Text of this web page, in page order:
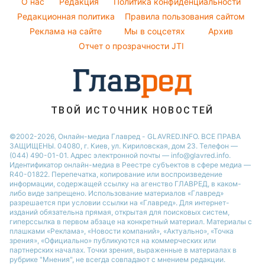
Новости Сум
Новости Черкассы
Пылевая буря
Модные ошибки
Новости моды
Советы от Андре Тана
Редакционная политика
Правила пользования сайтом
Реклама на сайте
Мы в соцсетях
Архив
Отчет о прозрачности JTI
ТВОЙ ИСТОЧНИК НОВОСТЕЙ
©2002-2026, Онлайн-медиа Главред - GLAVRED.INFO. ВСЕ ПРАВА
ЗАЩИЩЕНЫ. 04080, г. Киев, ул. Кириловская, дом 23. Телефон —
(044) 490-01-01. Адрес электронной почты — info@glavred.info.
Идентификатор онлайн-медиа в Реестре cубъектов в сфере медиа —
R40-01822. Перепечатка, копирование или воспроизведение
информации, содержащей ссылку на агенство ГЛАВРЕД, в каком-
либо виде запрещено. Использование материалов «Главред»
разрешается при условии ссылки на «Главред». Для интернет-
изданий обязательна прямая, открытая для поисковых систем,
гиперссылка в первом абзаце на конкретный материал. Материалы с
плашками «Реклама», «Новости компаний», «Актуально», «Точка
зрения», «Официально» публикуются на коммерческих или
партнерских началах. Точки зрения, выраженные в материалах в
рубрике "Мнения", не всегда совпадают с мнением редакции.